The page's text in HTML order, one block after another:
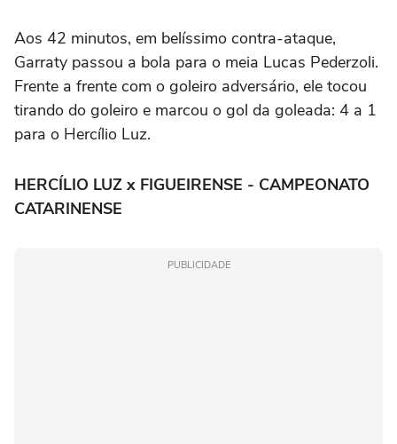
Aos 42 minutos, em belíssimo contra-ataque,
Garraty passou a bola para o meia Lucas Pederzoli.
Frente a frente com o goleiro adversário, ele tocou
tirando do goleiro e marcou o gol da goleada: 4 a 1
para o Hercílio Luz.
HERCÍLIO LUZ x FIGUEIRENSE - CAMPEONATO
CATARINENSE
PUBLICIDADE